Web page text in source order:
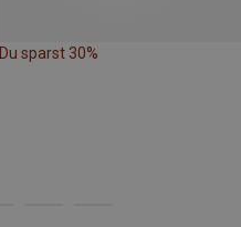
Du sparst 30%